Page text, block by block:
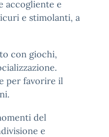
accogliente e
e stimolanti, a
con giochi,
per favorire il
del
e